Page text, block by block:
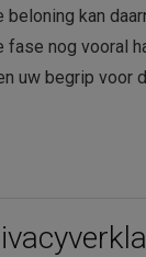
beloning kan
fase nog vooral
uw begrip voor